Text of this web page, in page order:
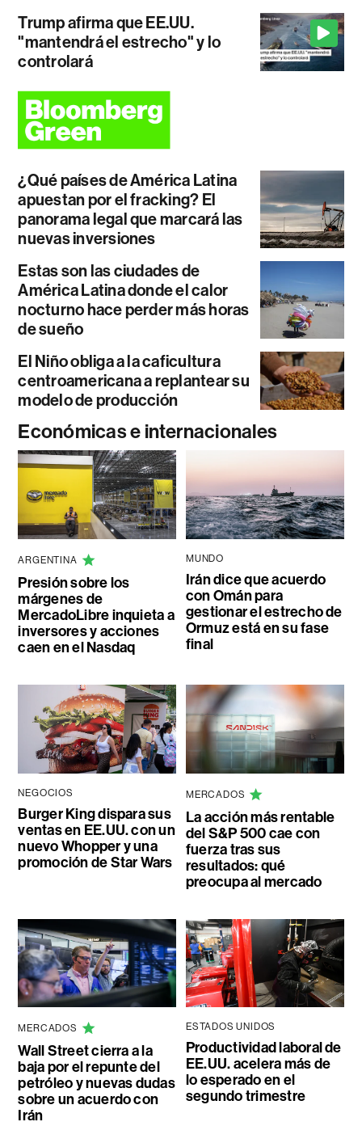
Trump afirma que EE.UU.
"mantendrá el estrecho" y lo
controlará
¿Qué países de América Latina
apuestan por el fracking? El
panorama legal que marcará las
nuevas inversiones
Estas son las ciudades de
América Latina donde el calor
nocturno hace perder más horas
de sueño
El Niño obliga a la caficultura
centroamericana a replantear su
modelo de producción
Económicas e internacionales
ARGENTINA
Presión sobre los
márgenes de
MercadoLibre inquieta a
inversores y acciones
caen en el Nasdaq
MUNDO
Irán dice que acuerdo
con Omán para
gestionar el estrecho de
Ormuz está en su fase
final
NEGOCIOS
Burger King dispara sus
ventas en EE.UU. con un
nuevo Whopper y una
promoción de Star Wars
MERCADOS
La acción más rentable
del S&P 500 cae con
fuerza tras sus
resultados: qué
preocupa al mercado
MERCADOS
Wall Street cierra a la
baja por el repunte del
petróleo y nuevas dudas
sobre un acuerdo con
Irán
ESTADOS UNIDOS
Productividad laboral de
EE.UU. acelera más de
lo esperado en el
segundo trimestre